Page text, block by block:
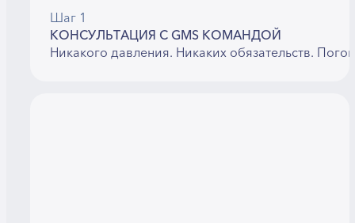
Шаг 1
КОНСУЛЬТАЦИЯ С GMS КОМАНДОЙ
Никакого давления. Никаких обязательств.